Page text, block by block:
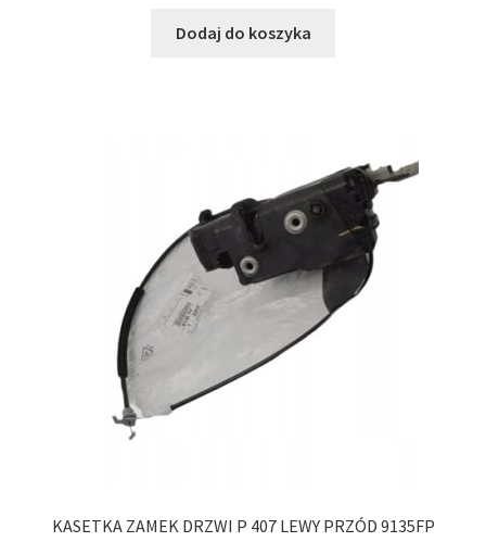
Dodaj do koszyka
KASETKA ZAMEK DRZWI P 407 LEWY PRZÓD 9135FP